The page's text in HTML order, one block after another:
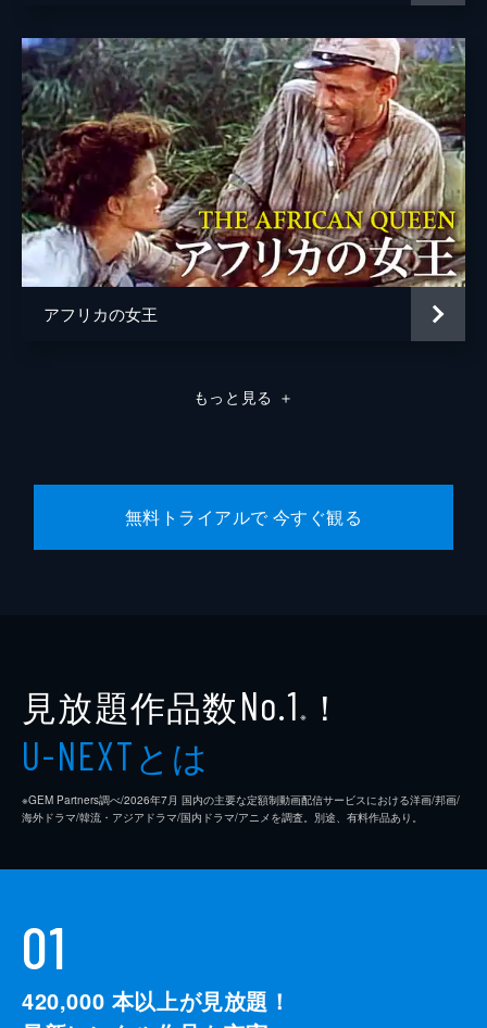
アフリカの女王
もっと見る ＋
無料トライアルで 今すぐ観る
見放題作品数No.1 ※ ！
U-NEXTとは
※GEM Partners調べ/2026年7⽉ 国内の主要な定額制動画配信サービスにおける洋画/邦画/
海外ドラマ/韓流・アジアドラマ/国内ドラマ/アニメを調査。別途、有料作品あり。
01
420,000 本以上が見放題！